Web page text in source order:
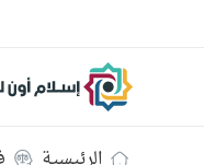
إسلام